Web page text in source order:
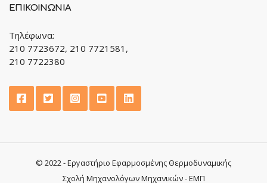
ΕΠΙΚΟΙΝΩΝΙΑ
Τηλέφωνα:
210 7723672, 210 7721581,
210 7722380
© 2022 - Εργαστήριο Εφαρμοσμένης Θερμοδυναμικής
Σχολή Μηχανολόγων Μηχανικών - ΕΜΠ